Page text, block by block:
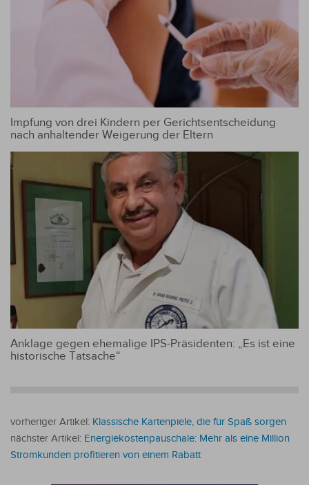
Impfung von drei Kindern per Gerichtsentscheidung
nach anhaltender Weigerung der Eltern
Anklage gegen ehemalige IPS-Präsidenten: „Es ist eine
historische Tatsache“
vorheriger Artikel: Klassische Kartenpiele, die für Spaß sorgen
nächster Artikel: Energiekostenpauschale: Mehr als eine Million
Stromkunden profitieren von einem Rabatt